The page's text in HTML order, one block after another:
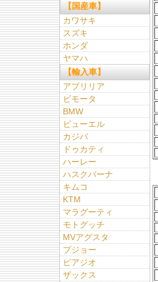
【国産車】
カワサキ
スズキ
ホンダ
ヤマハ
【輸入車】
アプリリア
ビモータ
BMW
ビューエル
カジバ
ドゥカティ
ハーレー
ハスクバーナ
キムコ
KTM
マラグーティ
モトグッチ
MVアグスタ
プジョー
ピアジオ
ザックス